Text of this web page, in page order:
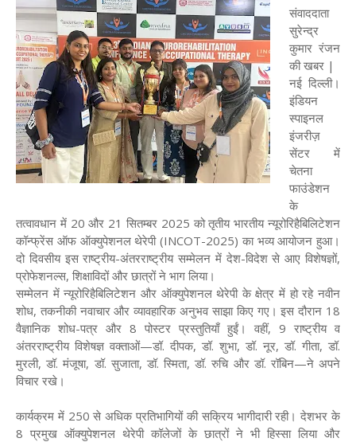
संवाददाता
सुरेन्द्र
कुमार रंजन
की खबर |
नई दिल्ली।
इंडियन
स्पाइनल
इंजरीज़
सेंटर में
चेतना
फाउंडेशन
के
तत्वावधान में 20 और 21 सितम्बर 2025 को तृतीय भारतीय न्यूरोरिहैबिलिटेशन
कॉन्फ्रेंस ऑफ ऑक्युपेशनल थेरेपी (INCOT-2025) का भव्य आयोजन हुआ।
दो दिवसीय इस राष्ट्रीय-अंतरराष्ट्रीय सम्मेलन में देश-विदेश से आए विशेषज्ञों,
प्रोफेशनल्स, शिक्षाविदों और छात्रों ने भाग लिया।
सम्मेलन में न्यूरोरिहैबिलिटेशन और ऑक्युपेशनल थेरेपी के क्षेत्र में हो रहे नवीन
शोध, तकनीकी नवाचार और व्यावहारिक अनुभव साझा किए गए। इस दौरान 18
वैज्ञानिक शोध-पत्र और 8 पोस्टर प्रस्तुतियाँ हुईं। वहीं, 9 राष्ट्रीय व
अंतरराष्ट्रीय विशेषज्ञ वक्ताओं—डॉ. दीपक, डॉ. शुभा, डॉ. नूर, डॉ. गीता, डॉ.
मुरली, डॉ. मंजूषा, डॉ. सुजाता, डॉ. स्मिता, डॉ. रुचि और डॉ. रॉबिन—ने अपने
विचार रखे।
कार्यक्रम में 250 से अधिक प्रतिभागियों की सक्रिय भागीदारी रही। देशभर के
8 प्रमुख ऑक्युपेशनल थेरेपी कॉलेजों के छात्रों ने भी हिस्सा लिया और